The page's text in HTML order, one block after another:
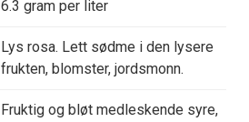
6.3 gram per liter
Lys rosa. Lett sødme i den lysere
frukten, blomster, jordsmonn.
Fruktig og bløt medleskende syre,